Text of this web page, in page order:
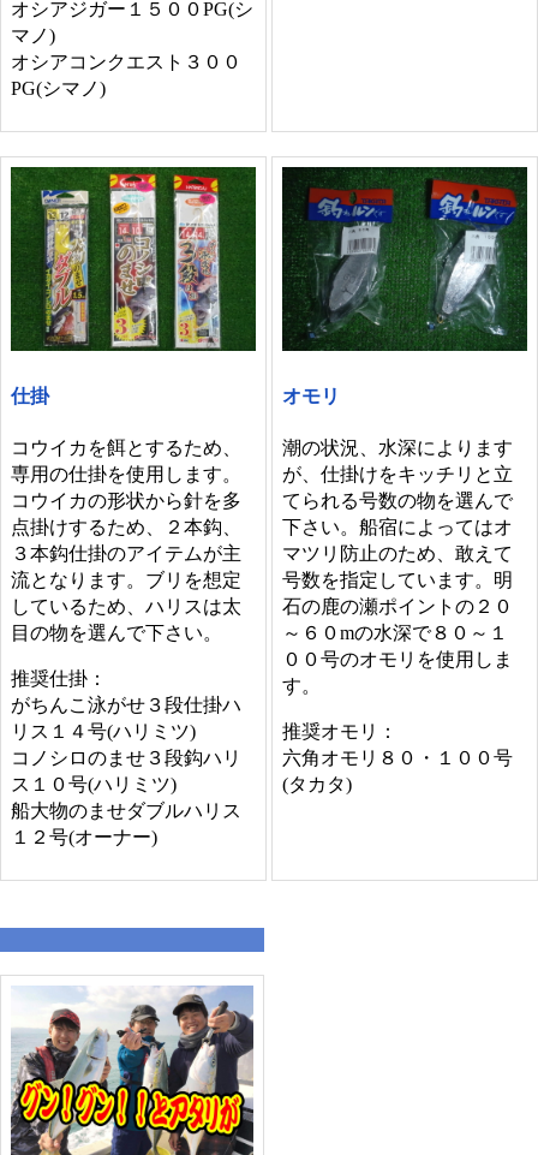
オシアジガー１５００PG(シ
マノ)
オシアコンクエスト３００
PG(シマノ)
仕掛
コウイカを餌とするため、
専用の仕掛を使用します。
コウイカの形状から針を多
点掛けするため、２本鈎、
３本鈎仕掛のアイテムが主
流となります。ブリを想定
しているため、ハリスは太
目の物を選んで下さい。
推奨仕掛：
がちんこ泳がせ３段仕掛ハ
リス１４号(ハリミツ)
コノシロのませ３段鈎ハリ
ス１０号(ハリミツ)
船大物のませダブルハリス
１２号(オーナー)
オモリ
潮の状況、水深によります
が、仕掛けをキッチリと立
てられる号数の物を選んで
下さい。船宿によってはオ
マツリ防止のため、敢えて
号数を指定しています。明
石の鹿の瀬ポイントの２０
～６０mの水深で８０～１
００号のオモリを使用しま
す。
推奨オモリ：
六角オモリ８０・１００号
(タカタ)